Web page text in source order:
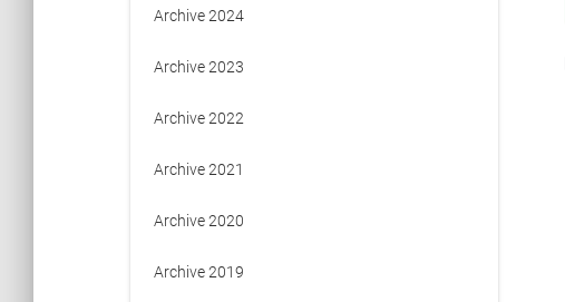
Archive 2024
Archive 2023
Archive 2022
Archive 2021
Archive 2020
Archive 2019